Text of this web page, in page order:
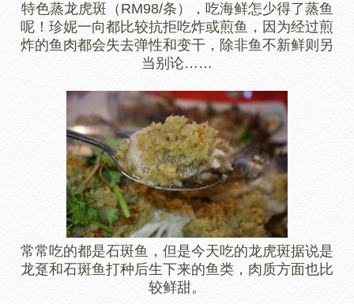
特色蒸龙虎斑（RM98/条），吃海鲜怎少得了蒸鱼
呢！珍妮一向都比较抗拒吃炸或煎鱼，因为经过煎
炸的鱼肉都会失去弹性和变干，除非鱼不新鲜则另
当别论……
常常吃的都是石斑鱼，但是今天吃的龙虎斑据说是
龙趸和石斑鱼打种后生下来的鱼类，肉质方面也比
较鲜甜。